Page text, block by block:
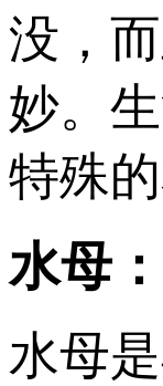
没，
妙。
特殊的
水母
水母